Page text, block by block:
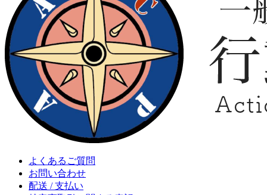
よくあるご質問
お問い合わせ
配送 / 支払い